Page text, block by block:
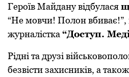
Героїв Майдану відбулася
“Не мовчи! Полон вбиває!”,
журналістка “Доступ.
Рідні та друзі
безвісти захисників, а